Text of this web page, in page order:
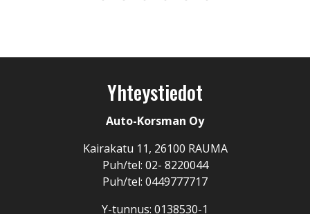
Yhteystiedot
Auto-Korsman Oy
Kairakatu 11, 26100 RAUMA
Puh/tel: 02- 8220044
Puh/tel: 0449777717
Y-tunnus: 0138530-1